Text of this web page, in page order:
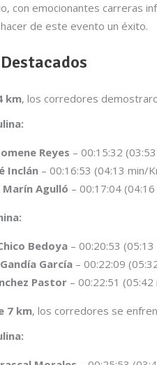
con emocionantes carreras
de este evento un éxito.
km, los corredores
Reyes – 00:15:32
Inclán – 00:16:53 (04:13 min/
Marín Agulló – 00:17:04
Bedoya – 00:20:53
García – 00:22:09
Pastor – 00:22:51 (05:42
7 km, los corredores se